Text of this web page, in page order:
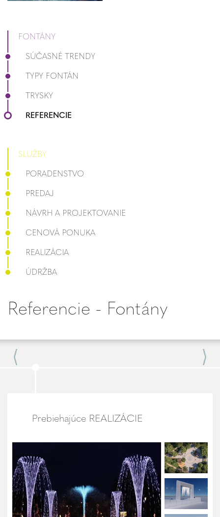
FONTÁNY
SÚČASNÉ TRENDY
TYPY FONTÁN
TRYSKY
REFERENCIE
SLUŽBY
PORADENSTVO
PREDAJ
NÁVRH A PROJEKTOVANIE
CENOVÁ PONUKA
REALIZÁCIA
ÚDRŽBA
Referencie - Fontány
Prebiehajúce REALIZÁCIE